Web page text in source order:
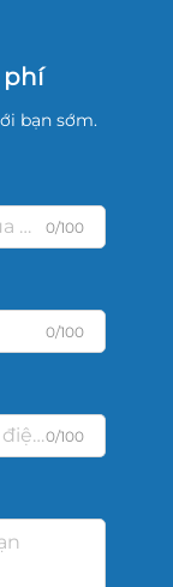
phí
bạn sớm.
0/100
0/100
0/100